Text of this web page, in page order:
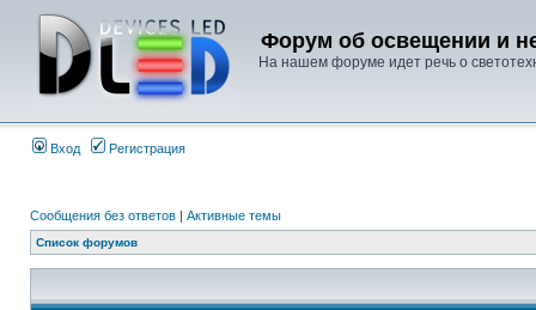
Форум об освещении и
На нашем форуме идет речь о
Вход Регистрация
Сообщения без ответов | Активные темы
Список форумов